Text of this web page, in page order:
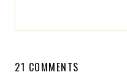
21 COMMENTS